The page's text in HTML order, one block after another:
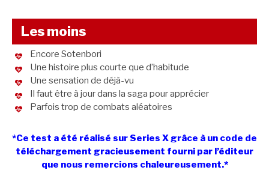
Les moins
Encore Sotenbori
Une histoire plus courte que d’habitude
Une sensation de déjà-vu
Il faut être à jour dans la saga pour apprécier
Parfois trop de combats aléatoires
*Ce test a été réalisé sur Series X grâce à un code de
téléchargement gracieusement fourni par l’éditeur
que nous remercions chaleureusement.*